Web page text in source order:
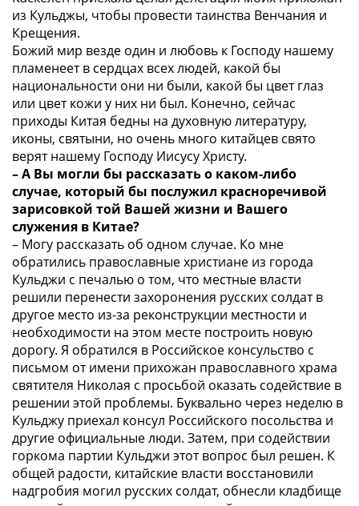
из Кульджы, чтобы провести таинства Венчания и
Крещения.
Божий мир везде один и любовь к Господу нашему
пламенеет в сердцах всех людей, какой бы
национальности они ни были, какой бы цвет глаз
или цвет кожи у них ни был. Конечно, сейчас
приходы Китая бедны на духовную литературу,
иконы, святыни, но очень много китайцев свято
верят нашему Господу Иисусу Христу.
– А Вы могли бы рассказать о каком-либо
случае, который бы послужил красноречивой
зарисовкой той Вашей жизни и Вашего
служения в Китае?
– Могу рассказать об одном случае. Ко мне
обратились православные христиане из города
Кульджи с печалью о том, что местные власти
решили перенести захоронения русских солдат в
другое место из-за реконструкции местности и
необходимости на этом месте построить новую
дорогу. Я обратился в Российское консульство с
письмом от имени прихожан православного храма
святителя Николая с просьбой оказать содействие в
решении этой проблемы. Буквально через неделю в
Кульджу приехал консул Российского посольства и
другие официальные люди. Затем, при содействии
горкома партии Кульджи этот вопрос был решен. К
общей радости, китайские власти восстановили
надгробия могил русских солдат, обнесли кладбище